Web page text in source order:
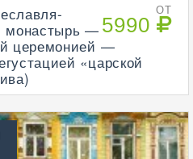
ОТ
5990
монастырь —
церемонией —
«царской